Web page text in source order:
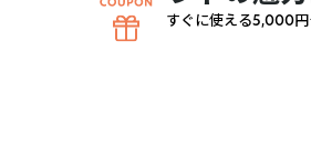
すぐに使える5,000円